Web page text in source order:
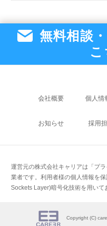
無料相談
こ
会社概要 個人情
お知らせ 採用
運営元の株式会社キャリアは「プ
業者です。利用者様の個人情報を
Sockets Layer)暗号化技術を用いて
Copyright (C)